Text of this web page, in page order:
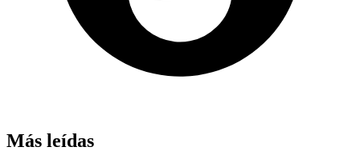
Más leídas